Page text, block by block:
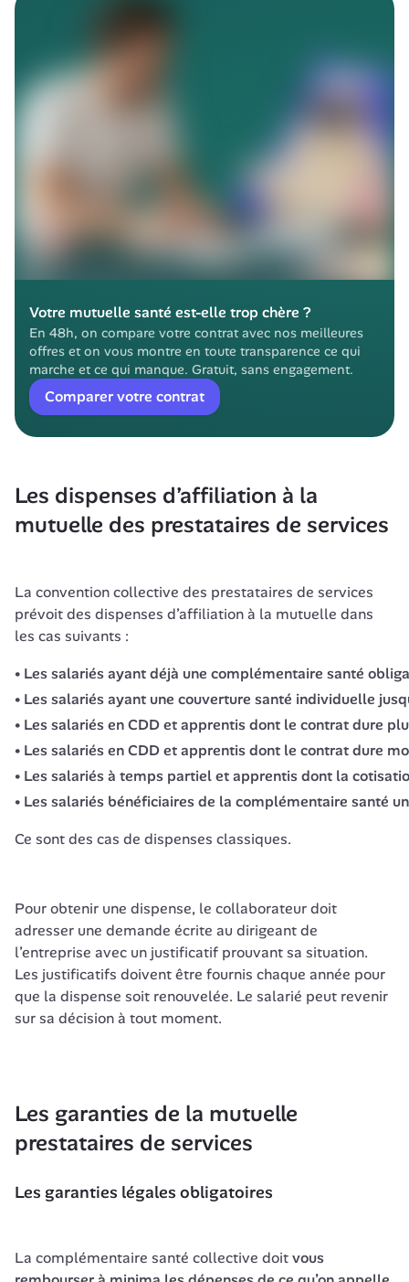
Votre mutuelle santé est-elle trop chère ?
En 48h, on compare votre contrat avec nos meilleures
offres et on vous montre en toute transparence ce qui
marche et ce qui manque. Gratuit, sans engagement.
Comparer votre contrat
Les dispenses d’affiliation à la
mutuelle des prestataires de services
La convention collective des prestataires de services
prévoit des dispenses d’affiliation à la mutuelle dans
les cas suivants :
Les salariés ayant déjà une complémentaire santé
Les salariés ayant une couverture santé individuelle
Les salariés en CDD et apprentis dont le contrat dure
Les salariés en CDD et apprentis dont le contrat dure
Les salariés à temps partiel et apprentis dont la
Les salariés bénéficiaires de la complémentaire santé
Ce sont des cas de dispenses classiques.
Pour obtenir une dispense, le collaborateur doit
adresser une demande écrite au dirigeant de
l’entreprise avec un justificatif prouvant sa situation.
Les justificatifs doivent être fournis chaque année pour
que la dispense soit renouvelée. Le salarié peut revenir
sur sa décision à tout moment.
Les garanties de la mutuelle
prestataires de services
Les garanties légales obligatoires
La complémentaire santé collective doit vous